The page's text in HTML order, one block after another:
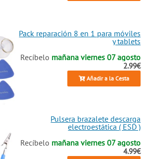
Pack reparación 8 en 1 para móviles
y tablets
Recíbelo mañana viernes 07 agosto
2.99€
Añadir a la Cesta
Pulsera brazalete descarga
electroestática ( ESD )
Recíbelo mañana viernes 07 agosto
4.99€